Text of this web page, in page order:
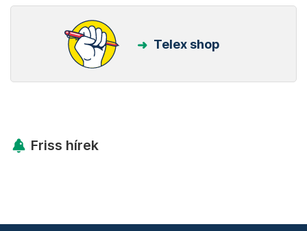
Telex shop
Friss hírek